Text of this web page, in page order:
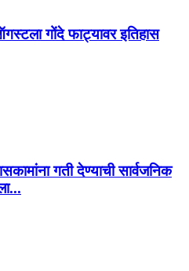
गोंदे फाट्यावर इतिहास
गती देण्याची सार्वजनिक